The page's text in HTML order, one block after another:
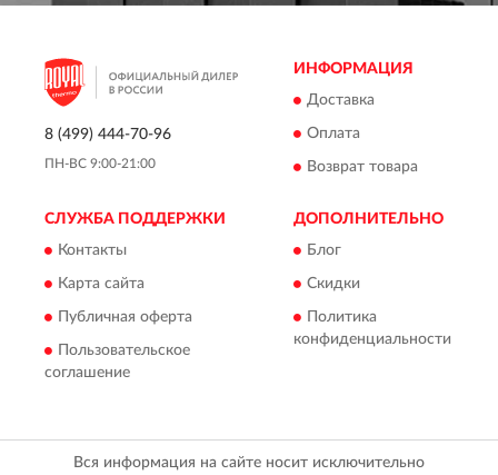
8 (499) 444-70-96
ПН-ВС 9:00-21:00
ИНФОРМАЦИЯ
Доставка
Оплата
Возврат товара
СЛУЖБА ПОДДЕРЖКИ
Контакты
Карта сайта
Публичная оферта
Пользовательское
соглашение
ДОПОЛНИТЕЛЬНО
Блог
Скидки
Политика
конфиденциальности
Вся информация на сайте носит исключительно